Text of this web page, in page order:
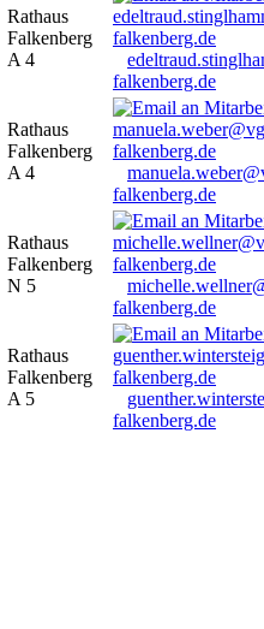
Rathaus
Falkenberg
A 4
falkenberg.de
Rathaus
Falkenberg
A 4
falkenberg.de
Rathaus
Falkenberg
N 5
falkenberg.de
Rathaus
Falkenberg
A 5
falkenberg.de